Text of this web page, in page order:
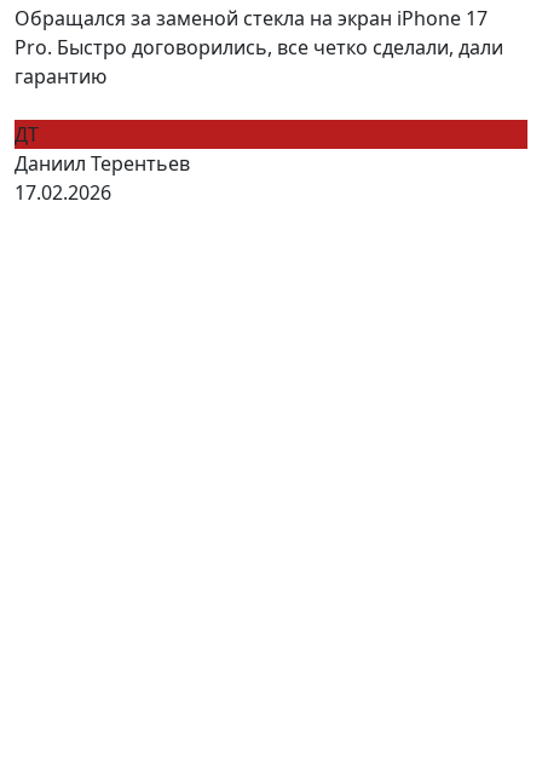
Обращался за заменой стекла на экран iPhone 17
Pro. Быстро договорились, все четко сделали, дали
гарантию
ДТ
Даниил Терентьев
17.02.2026